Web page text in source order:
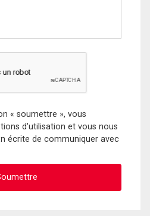
« soumettre », vous
d'utilisation et vous nous
écrite de communiquer avec